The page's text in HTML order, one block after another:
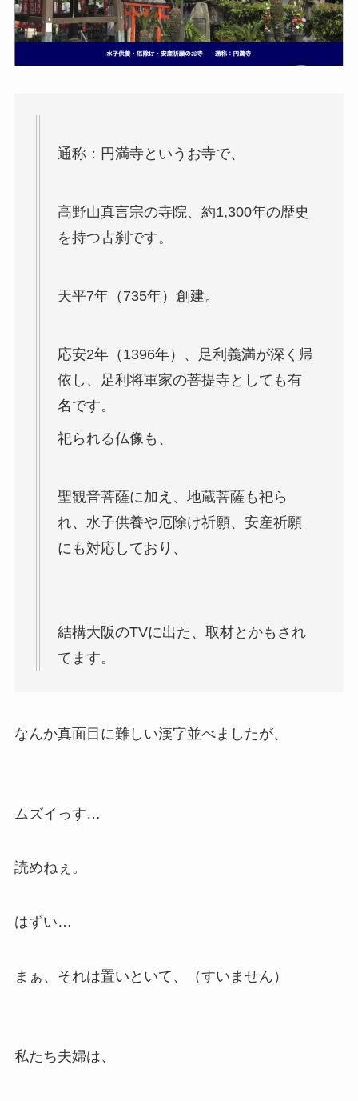
通称：円満寺というお寺で、
高野山真言宗の寺院、約1,300年の歴史
を持つ古刹です。
天平7年（735年）創建。
応安2年（1396年）、足利義満が深く帰
依し、足利将軍家の菩提寺としても有
名です。
祀られる仏像も、
聖観音菩薩に加え、地蔵菩薩も祀ら
れ、水子供養や厄除け祈願、安産祈願
にも対応しており、
結構大阪のTVに出た、取材とかもされ
てます。
なんか真面目に難しい漢字並べましたが、
ムズイっす…
読めねぇ。
はずい…
まぁ、それは置いといて、（すいません）
私たち夫婦は、